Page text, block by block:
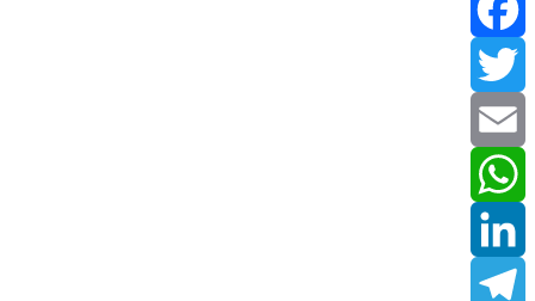
Facebook
Twitter
Email
WhatsApp
LinkedIn